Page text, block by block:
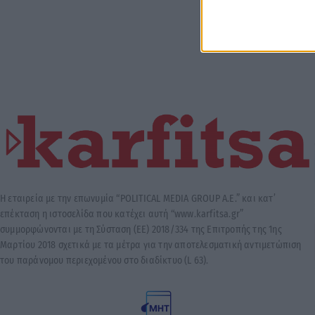
Η εταιρεία με την επωνυμία “POLITICAL MEDIA GROUP A.E.” και κατ’
επέκταση η ιστοσελίδα που κατέχει αυτή “www.karfitsa.gr”
συμμορφώνονται με τη Σύσταση (ΕΕ) 2018/334 της Επιτροπής της 1ης
Μαρτίου 2018 σχετικά με τα μέτρα για την αποτελεσματική αντιμετώπιση
του παράνομου περιεχομένου στο διαδίκτυο (L 63).